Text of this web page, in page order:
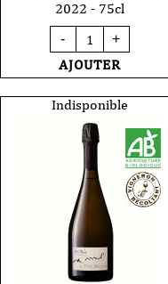
2022 - 75cl
-
quantité
de
Vin
Blanc-
de
Passavant
Anjou
Blanc
2022
-
75cl
+
AJOUTER
Indisponible